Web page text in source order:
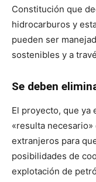
Constitución que
hidrocarburos y
pueden ser
sostenibles y a
Se deben
El proyecto, que ya
«resulta
extranjeros para
posibilidades de
explotación de